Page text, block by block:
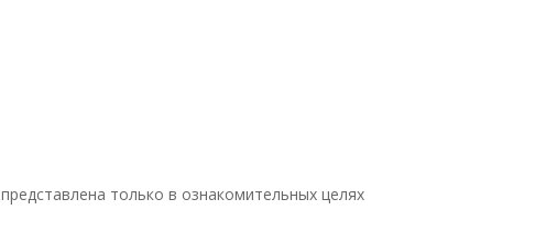
представлена только в ознакомительных целях